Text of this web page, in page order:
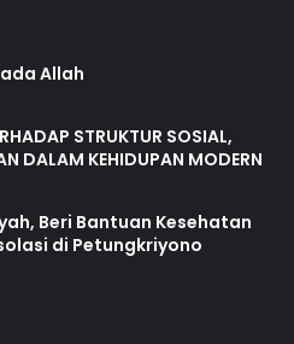
Allah
STRUKTUR SOSIAL,
DALAM KEHIDUPAN MODERN
Beri Bantuan Kesehatan
di Petungkriyono